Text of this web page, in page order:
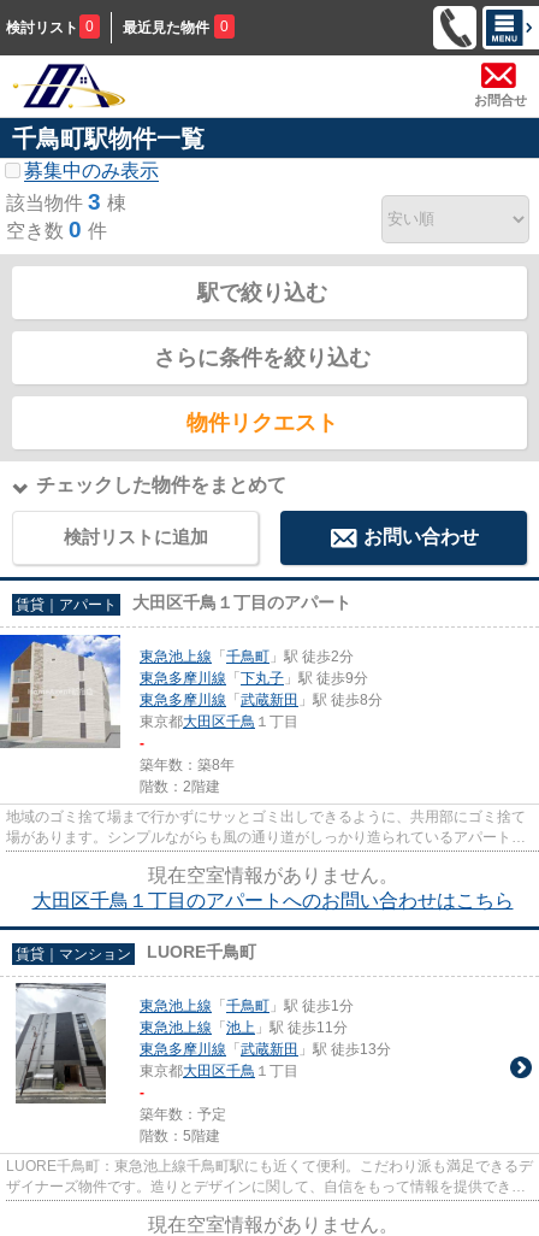
検討リスト 0 最近見た物件 0
お問合せ
千鳥町駅物件一覧
募集中のみ表示
該当物件 3 棟
空き数 0 件
駅で絞り込む
さらに条件を絞り込む
物件リクエスト
チェックした物件をまとめて
検討リストに追加 お問い合わせ
賃貸｜アパート 大田区千鳥１丁目のアパート
東急池上線 「 千鳥町 」駅 徒歩2分
東急多摩川線 「 下丸子 」駅 徒歩9分
東急多摩川線 「 武蔵新田 」駅 徒歩8分
東京都大田区千鳥 １丁目
-
築年数：築8年
階数：2階建
地域のゴミ捨て場まで行かずにサッとゴミ出しできるように、共用部にゴミ捨て
場があります。シンプルながらも風の通り道がしっかり造られているアパートで
現在空室情報がありません。
大田区千鳥１丁目のアパートへのお問い合わせはこちら
賃貸｜マンション LUORE千鳥町
東急池上線 「 千鳥町 」駅 徒歩1分
東急池上線 「 池上 」駅 徒歩11分
東急多摩川線 「 武蔵新田 」駅 徒歩13分
東京都大田区千鳥 １丁目
-
築年数：予定
階数：5階建
LUORE千鳥町：東急池上線千鳥町駅にも近くて便利。こだわり派も満足できるデ
ザイナーズ物件です。造りとデザインに関して、自信をもって情報を提供できる
現在空室情報がありません。